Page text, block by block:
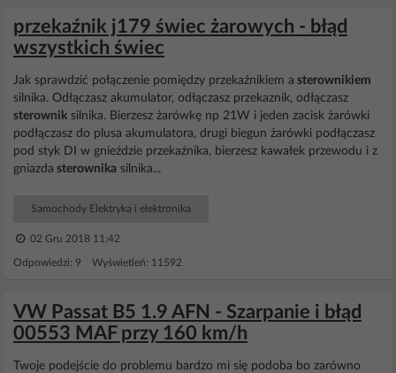
przekaźnik j179 świec żarowych - błąd
wszystkich świec
Jak sprawdzić połączenie pomiędzy przekaźnikiem a sterownikiem
silnika. Odłączasz akumulator, odłączasz przekaznik, odłączasz
sterownik silnika. Bierzesz żarówkę np 21W i jeden zacisk żarówki
podłączasz do plusa akumulatora, drugi biegun żarówki podłączasz
pod styk DI w gnieździe przekaźnika, bierzesz kawałek przewodu i z
gniazda sterownika silnika...
Samochody Elektryka i elektronika
02 Gru 2018 11:42
Odpowiedzi: 9 Wyświetleń: 11592
VW Passat B5 1.9 AFN - Szarpanie i błąd
00553 MAF przy 160 km/h
Twoje podejście do problemu bardzo mi się podoba bo zarówno